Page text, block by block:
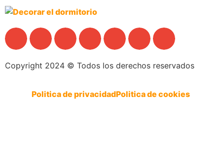
Copyright 2024 © Todos los derechos reservados
Politica de privacidadPolitica de cookies